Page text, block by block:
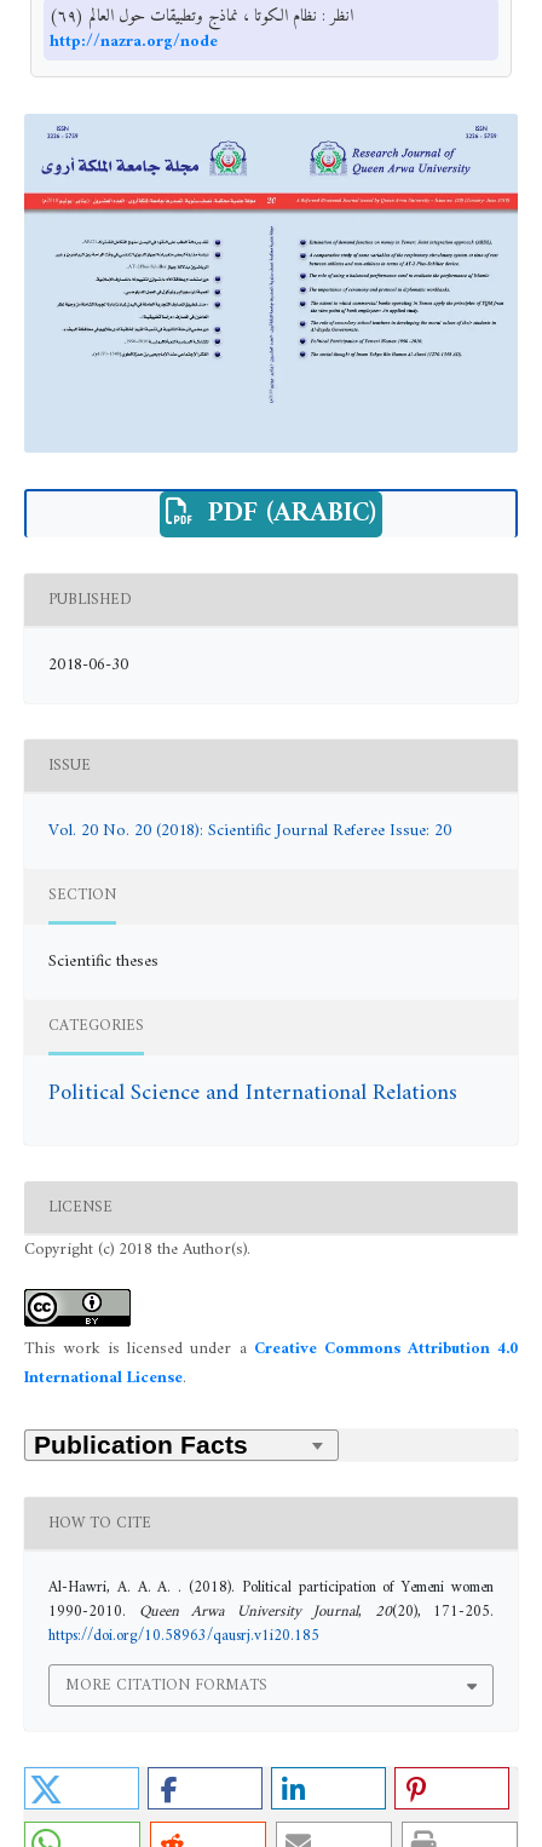
(٦٩) انظر : نظام الكوتا ، نماذج وتطبيقات حول العالم
http://nazra.org/node
PDF (ARABIC)
PUBLISHED
2018-06-30
ISSUE
Vol. 20 No. 20 (2018): Scientific Journal Referee Issue: 20
SECTION
Scientific theses
CATEGORIES
Political Science and International Relations
LICENSE
Copyright (c) 2018 the Author(s).
This work is licensed under a Creative Commons Attribution 4.0
International License.
HOW TO CITE
Al-Hawri, A. A. A. . (2018). Political participation of Yemeni women
1990-2010. Queen Arwa University Journal, 20(20), 171-205.
https://doi.org/10.58963/qausrj.v1i20.185
MORE CITATION FORMATS